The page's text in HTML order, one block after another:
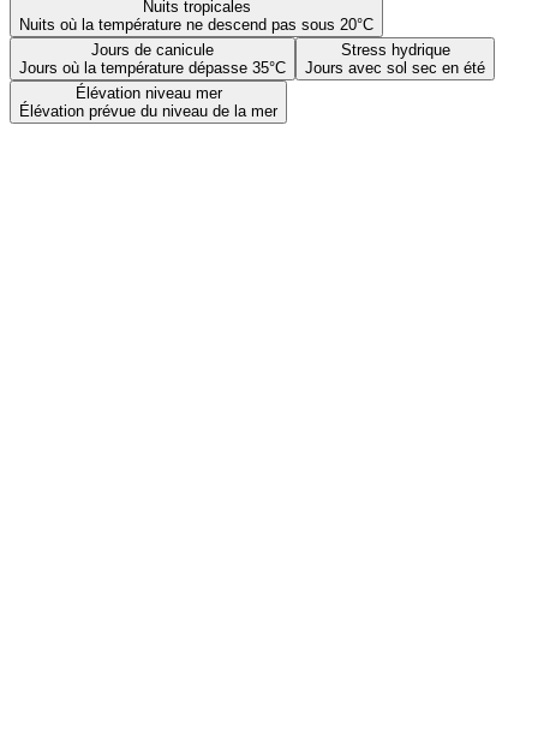
Nuits tropicales
Nuits où la température ne descend pas sous 20°C
Jours de canicule
Jours où la température dépasse 35°C
Stress hydrique
Jours avec sol sec en été
Élévation niveau mer
Élévation prévue du niveau de la mer